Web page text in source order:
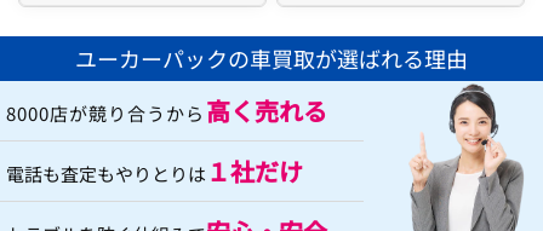
ユーカーパックの車買取が選ばれる理由
8000店が競り合うから 高く売れる
電話も査定もやりとりは １社だけ